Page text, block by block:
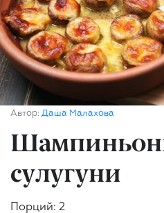
Автор: Даша Малахова
сулугуни
Порций: 2